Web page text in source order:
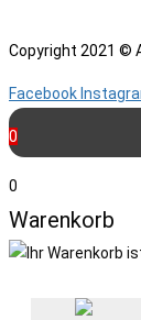
Copyright 2021 ©
Facebook
0
0
Warenkorb